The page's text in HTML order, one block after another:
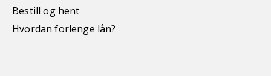
Bestill og hent
Hvordan forlenge lån?